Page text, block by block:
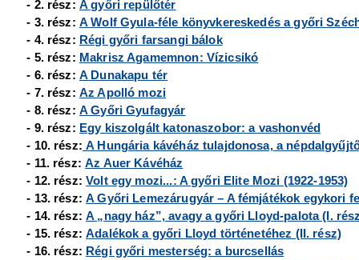
- 2. rész: A győri repülőtér
- 3. rész: A Wolf Gyula-féle könyvkereskedés a győri
- 4. rész: Régi győri farsangi bálok
- 5. rész: Makrisz Agamemnon: Vízicsikó
- 6. rész: A Dunakapu tér
- 7. rész: Az Apolló mozi
- 8. rész: A Győri Gyufagyár
- 9. rész: Egy kiszolgált katonaszobor: a vashonvéd
- 10. rész: A Hungária kávéház tulajdonosa, a
- 11. rész:Az Auer Kávéház
- 12. rész:Volt egy mozi...: A győri Elite Mozi (1922-1953)
- 13. rész:A Győri Lemezárugyár – A fémjátékok egykori
- 14. rész:A „nagy ház”, avagy a győri Lloyd-palota (I.
- 15. rész:Adalékok a győri Lloyd történetéhez (II. rész)
- 16. rész: Régi győri mesterség: a burcsellás